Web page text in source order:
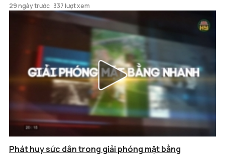
29 ngày trước 337 lượt xem
Phát huy sức dân trong giải phóng mặt bằng